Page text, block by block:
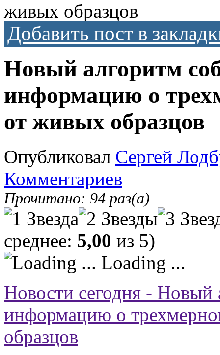
живых образцов
Добавить пост в
Новый алгоритм
информацию о
от живых образцов
Опубликовал Сергей
Комментариев
Прочитано: 94 раз(а)
среднее: 5,00 из 5)
Loading ...
Новости сегодня - Новый
информацию о
образцов